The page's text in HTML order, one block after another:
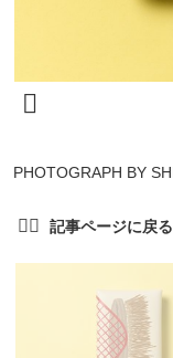
PHOTOGRAPH BY